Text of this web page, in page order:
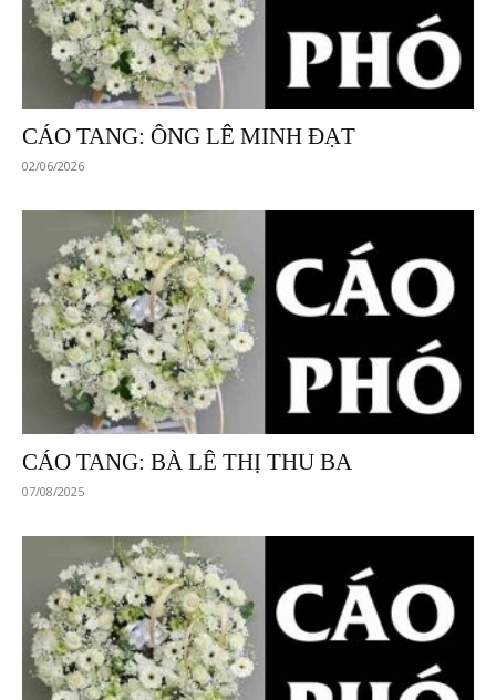
CÁO TANG: ÔNG LÊ MINH ĐẠT
02/06/2026
CÁO TANG: BÀ LÊ THỊ THU BA
07/08/2025